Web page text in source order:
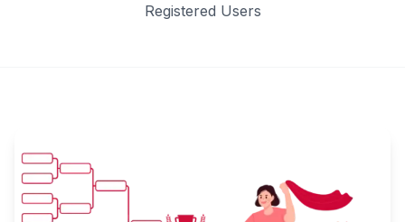
Registered Users